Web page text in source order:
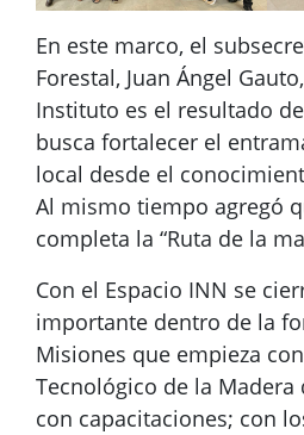
En este marco, el
Forestal, Juan Ángel
Instituto es el resultado
busca fortalecer el
local desde el
Al mismo tiempo agregó
completa la “Ruta de la
Con el Espacio INN se
importante dentro de la
Misiones que empieza
Tecnológico de la Madera
con capacitaciones; con